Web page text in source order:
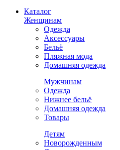
Каталог
Женщинам
Одежда
Аксессуары
Бельё
Пляжная мода
Домашняя одежда
Мужчинам
Одежда
Нижнее бельё
Домашняя одежда
Товары
Детям
Новорожденным